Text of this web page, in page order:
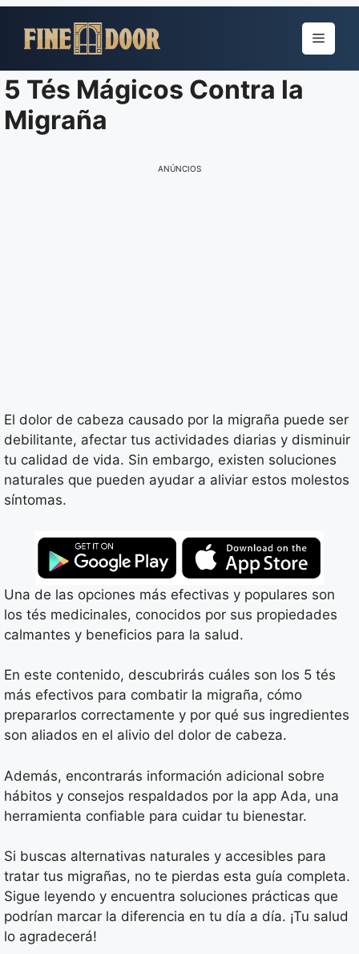
para
conteúdo
Menu
5 Tés Mágicos Contra la
Migraña
ANÚNCIOS
El dolor de cabeza causado por la migraña puede ser
debilitante, afectar tus actividades diarias y disminuir
tu calidad de vida. Sin embargo, existen soluciones
naturales que pueden ayudar a aliviar estos molestos
síntomas.
Una de las opciones más efectivas y populares son
los tés medicinales, conocidos por sus propiedades
calmantes y beneficios para la salud.
En este contenido, descubrirás cuáles son los 5 tés
más efectivos para combatir la migraña, cómo
prepararlos correctamente y por qué sus ingredientes
son aliados en el alivio del dolor de cabeza.
Además, encontrarás información adicional sobre
hábitos y consejos respaldados por la app Ada, una
herramienta confiable para cuidar tu bienestar.
Si buscas alternativas naturales y accesibles para
tratar tus migrañas, no te pierdas esta guía completa.
Sigue leyendo y encuentra soluciones prácticas que
podrían marcar la diferencia en tu día a día. ¡Tu salud
lo agradecerá!